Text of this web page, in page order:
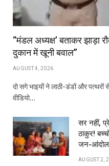
“मंडल अध्यक्ष’ बताकर झाड़ा
दुकान में खूनी बवाल”
AUGUST 4, 2026
दो सगे भाइयों ने लाठी-डंडों और
वीडियो…
सर नहीं,
ठाकुर!
जन-
AUGUST 2,